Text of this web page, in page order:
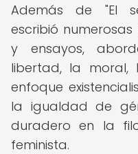
Además de "El
escribió
y ensayos,
libertad, la moral,
enfoque
la igualdad de
duradero en la
feminista.